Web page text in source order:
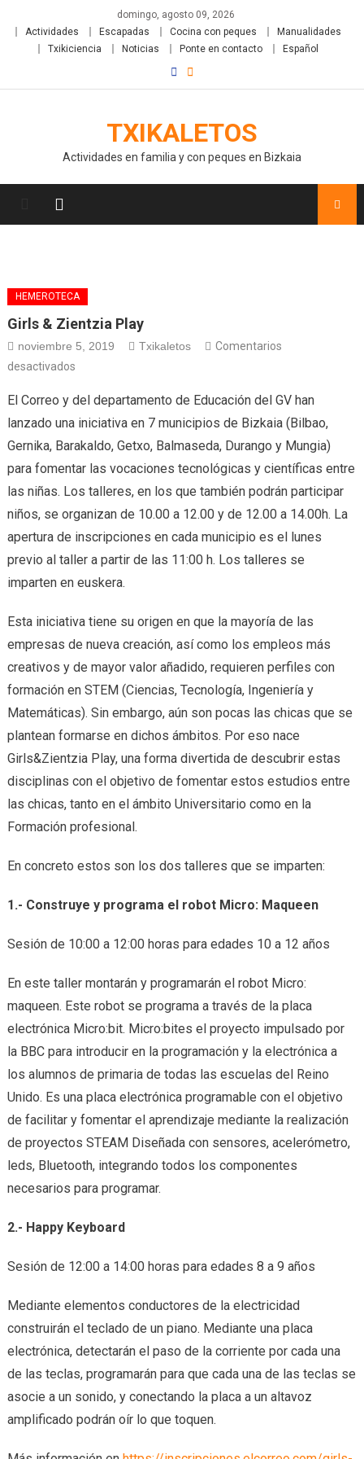
domingo, agosto 09, 2026
Actividades
Escapadas Cocina con peques
Manualidades
Txikiciencia
Noticias Ponte en contacto Español
TXIKALETOS
Actividades en familia y con peques en Bizkaia
HEMEROTECA
Girls & Zientzia Play
noviembre 5, 2019 Txikaletos
Comentarios
desactivados
El Correo y del departamento de Educación del GV han
lanzado una iniciativa en 7 municipios de Bizkaia (Bilbao,
Gernika, Barakaldo, Getxo, Balmaseda, Durango y Mungia)
para fomentar las vocaciones tecnológicas y científicas entre
las niñas. Los talleres, en los que también podrán participar
niños, se organizan de 10.00 a 12.00 y de 12.00 a 14.00h. La
apertura de inscripciones en cada municipio es el lunes
previo al taller a partir de las 11:00 h. Los talleres se
imparten en euskera.
Esta iniciativa tiene su origen en que la mayoría de las
empresas de nueva creación, así como los empleos más
creativos y de mayor valor añadido, requieren perfiles con
formación en STEM (Ciencias, Tecnología, Ingeniería y
Matemáticas). Sin embargo, aún son pocas las chicas que se
plantean formarse en dichos ámbitos. Por eso nace
Girls&Zientzia Play, una forma divertida de descubrir estas
disciplinas con el objetivo de fomentar estos estudios entre
las chicas, tanto en el ámbito Universitario como en la
Formación profesional.
En concreto estos son los dos talleres que se imparten:
1.- Construye y programa el robot Micro: Maqueen
Sesión de 10:00 a 12:00 horas para edades 10 a 12 años
En este taller montarán y programarán el robot Micro:
maqueen. Este robot se programa a través de la placa
electrónica Micro:bit. Micro:bites el proyecto impulsado por
la BBC para introducir en la programación y la electrónica a
los alumnos de primaria de todas las escuelas del Reino
Unido. Es una placa electrónica programable con el objetivo
de facilitar y fomentar el aprendizaje mediante la realización
de proyectos STEAM Diseñada con sensores, acelerómetro,
leds, Bluetooth, integrando todos los componentes
necesarios para programar.
2.- Happy Keyboard
Sesión de 12:00 a 14:00 horas para edades 8 a 9 años
Mediante elementos conductores de la electricidad
construirán el teclado de un piano. Mediante una placa
electrónica, detectarán el paso de la corriente por cada una
de las teclas, programarán para que cada una de las teclas se
asocie a un sonido, y conectando la placa a un altavoz
amplificado podrán oír lo que toquen.